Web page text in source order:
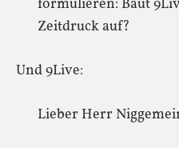
formulieren: Baut
Zeitdruck auf?
Und 9Live:
Lieber Herr